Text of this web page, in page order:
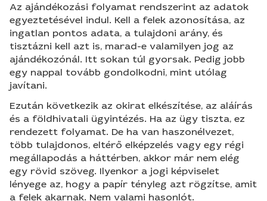
Az ajándékozási folyamat rendszerint az adatok
egyeztetésével indul. Kell a felek azonosítása, az
ingatlan pontos adata, a tulajdoni arány, és
tisztázni kell azt is, marad-e valamilyen jog az
ajándékozónál. Itt sokan túl gyorsak. Pedig jobb
egy nappal tovább gondolkodni, mint utólag
javítani.
Ezután következik az okirat elkészítése, az aláírás
és a földhivatali ügyintézés. Ha az ügy tiszta, ez
rendezett folyamat. De ha van haszonélvezet,
több tulajdonos, eltérő elképzelés vagy egy régi
megállapodás a háttérben, akkor már nem elég
egy rövid szöveg. Ilyenkor a jogi képviselet
lényege az, hogy a papír tényleg azt rögzítse, amit
a felek akarnak. Nem valami hasonlót.